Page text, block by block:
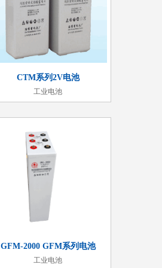
CTM系列2V电池
工业电池
GFM-2000 GFM系列电池
工业电池